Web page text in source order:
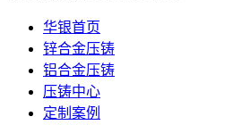
华银首页
锌合金压铸
铝合金压铸
压铸中心
定制案例